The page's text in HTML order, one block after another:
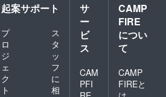
起案サポート
プ
ロ
ジ
ェ
ク
ト
ス
タ
ッ
フ
に
相
サ
ー
ビ
ス
CAM
PFI
CAMP
FIRE
につい
て
CAMP
FIREと